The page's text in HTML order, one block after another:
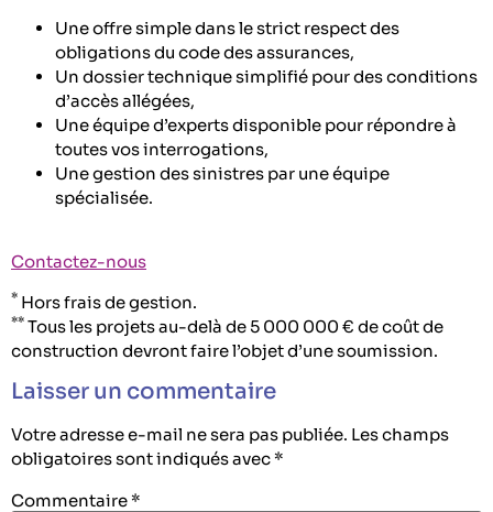
Une offre simple dans le strict respect des
obligations du code des assurances,
Un dossier technique simplifié pour des conditions
d’accès allégées,
Une équipe d’experts disponible pour répondre à
toutes vos interrogations,
Une gestion des sinistres par une équipe
spécialisée.
Contactez-nous
* Hors frais de gestion.
** Tous les projets au-delà de 5 000 000 € de coût de
construction devront faire l’objet d’une soumission.
Laisser un commentaire
Votre adresse e-mail ne sera pas publiée. Les champs
obligatoires sont indiqués avec *
Commentaire *